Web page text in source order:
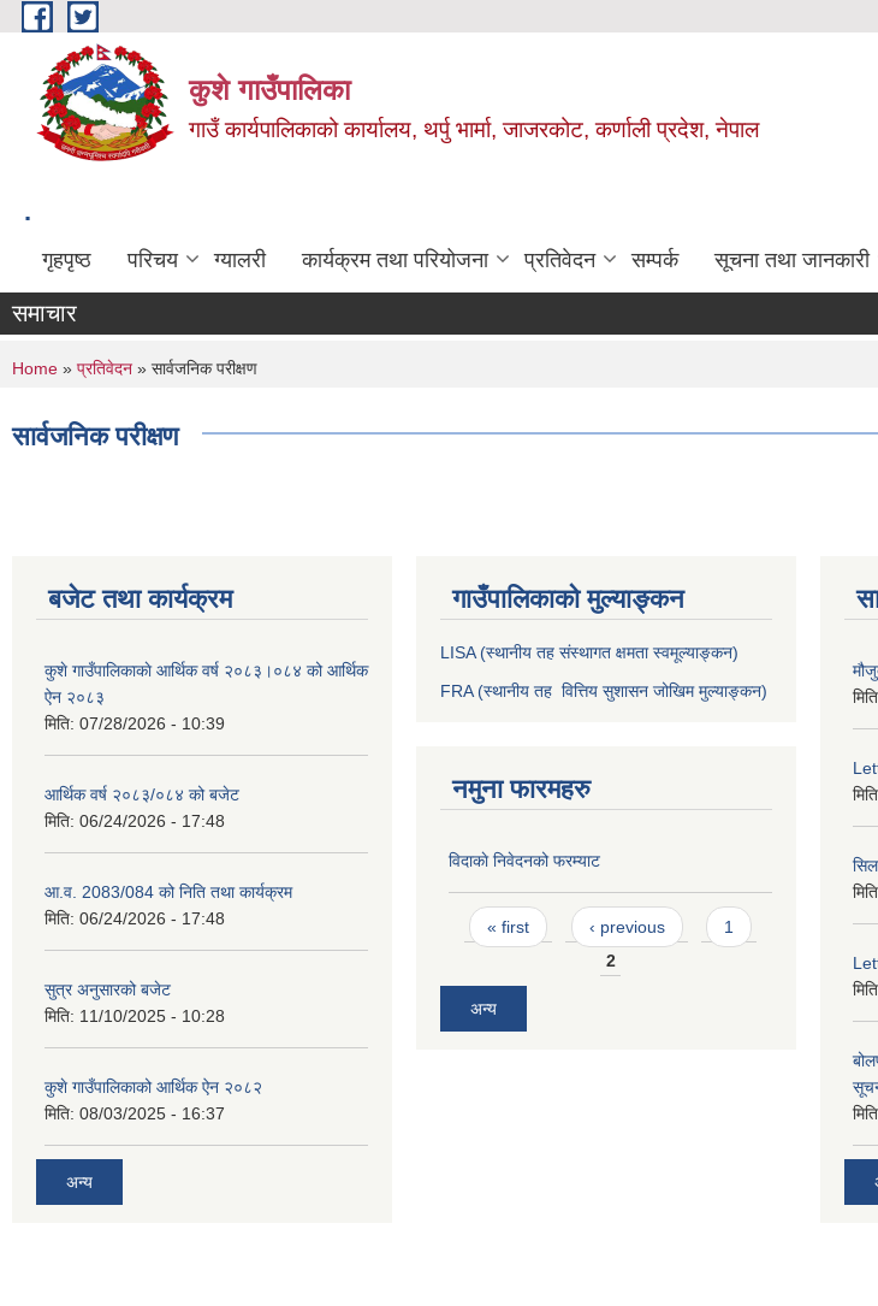
Skip to main content
कुशे गाउँपालिका
गाउँ कार्यपालिकाको कार्यालय, थर्पु भार्मा, जाजरकोट, कर्णाली प्रदेश, नेपाल
.
गृहपृष्ठ परिचय ग्यालरी कार्यक्रम तथा परियोजना प्रतिवेदन सम्पर्क सूचना तथा जानकारी
समाचार
You are here
Home » प्रतिवेदन » सार्वजनिक परीक्षण
सार्वजनिक परीक्षण
बजेट तथा कार्यक्रम
कुशे गाउँपालिकाकाे आर्थिक वर्ष २०८३।०८४ को आर्थिक
ऐन २०८३
मिति: 07/28/2026 - 10:39
आर्थिक वर्ष २०८३/०८४ को बजेट
मिति: 06/24/2026 - 17:48
आ.व. 2083/084 को निति तथा कार्यक्रम
मिति: 06/24/2026 - 17:48
सुत्र अनुसारको बजेट
मिति: 11/10/2025 - 10:28
कुशे गाउँपालिकाको आर्थिक ऐन २०८२
मिति: 08/03/2025 - 16:37
अन्य
गाउँपालिकाको मुल्याङ्कन
LISA (स्थानीय तह संस्थागत क्षमता स्वमूल्याङ्कन)
FRA (स्थानीय तह वित्तिय सुशासन जोखिम मुल्याङ्कन)
नमुना फारमहरु
विदाकाे निवेदनको फरम्याट
Pages
« first ‹ previous
1
2
अन्य